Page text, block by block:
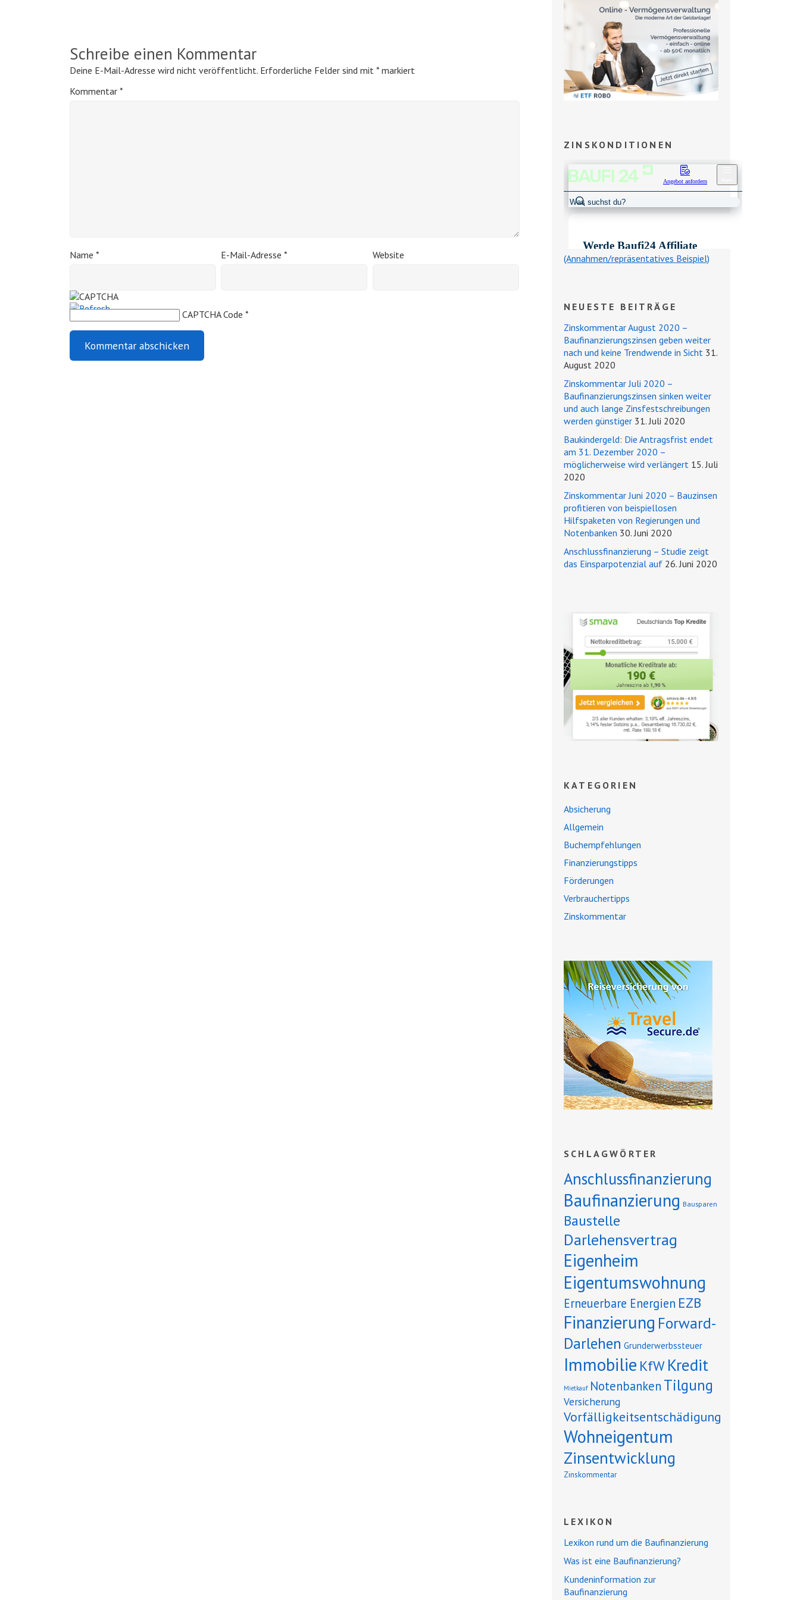
Schreibe einen Kommentar
Deine E-Mail-Adresse wird nicht veröffentlicht. Erforderliche Felder sind mit * markiert
Kommentar *
Name * E-Mail-Adresse* Website
CAPTCHA Code *
ZINSKONDITIONEN
(Annahmen/repräsentatives Beispiel)
NEUESTE BEITRÄGE
Zinskommentar August 2020 –
Baufinanzierungszinsen geben weiter
nach und keine Trendwende in Sicht 31.
August 2020
Zinskommentar Juli 2020 –
Baufinanzierungszinsen sinken weiter
und auch lange Zinsfestschreibungen
werden günstiger 31. Juli 2020
Baukindergeld: Die Antragsfrist endet
am 31. Dezember 2020 –
möglicherweise wird verlängert 15. Juli
2020
Zinskommentar Juni 2020 – Bauzinsen
profitieren von beispiellosen
Hilfspaketen von Regierungen und
Notenbanken 30. Juni 2020
Anschlussfinanzierung – Studie zeigt
das Einsparpotenzial auf 26. Juni 2020
KATEGORIEN
Absicherung
Allgemein
Buchempfehlungen
Finanzierungstipps
Förderungen
Verbrauchertipps
Zinskommentar
SCHLAGWÖRTER
Anschlussfinanzierung
Baufinanzierung Bausparen
Baustelle
Darlehensvertrag
Eigenheim
Eigentumswohnung
Erneuerbare Energien EZB
Finanzierung Forward-
Darlehen Grunderwerbssteuer
Immobilie KfWKredit
Mietkauf Notenbanken Tilgung
Versicherung
Vorfälligkeitsentschädigung
Wohneigentum
Zinsentwicklung
Zinskommentar
LEXIKON
Lexikon rund um die Baufinanzierung
Was ist eine Baufinanzierung?
Kundeninformation zur
Baufinanzierung